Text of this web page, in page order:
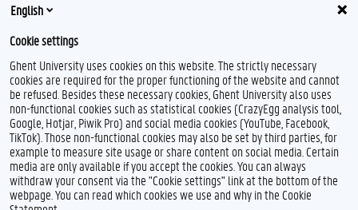
L
i
n
k
e
d
Feedback
Privacy
Disclaimer
English
Cookie settings
Ghent University uses cookies on this website. The strictly necessary
cookies are required for the proper functioning of the website and cannot
be refused. Besides these necessary cookies, Ghent University also uses
non-functional cookies such as statistical cookies (CrazyEgg analysis tool,
Google, Hotjar, Piwik Pro) and social media cookies (YouTube, Facebook,
TikTok). Those non-functional cookies may also be set by third parties, for
example to measure site usage or share content on social media. Certain
media are only available if you accept the cookies. You can always
withdraw your consent via the "Cookie settings" link at the bottom of the
webpage. You can read which cookies we use and why in the Cookie